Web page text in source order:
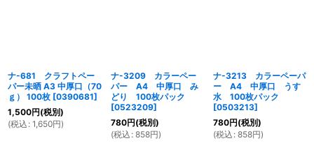
ナ-681 クラフトペー
パー未晒 A3 中厚口（70
ｇ） 100枚 [0390681]
1,500円(税別)
(税込 : 1,650円)
ナ-3209 カラーペー
パー A4 中厚口 み
どり 100枚パック
[0523209]
780円(税別)
(税込 : 858円)
ナ-3213 カラーペーパ
ー A4 中厚口 うす
水 100枚パック
[0503213]
780円(税別)
(税込 : 858円)